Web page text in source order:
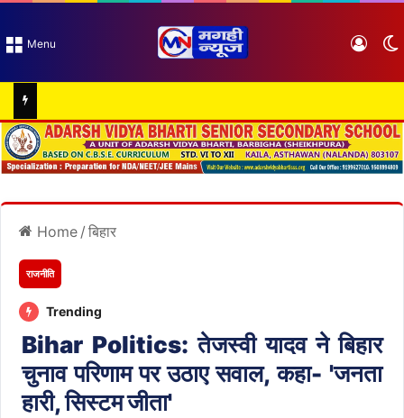
Menu Log
Home / बिहार
राजनीति
Trending
Bihar Politics: तेजस्वी यादव ने बिहार
चुनाव परिणाम पर उठाए सवाल, कहा- 'जनता
हारी, सिस्टम जीता'